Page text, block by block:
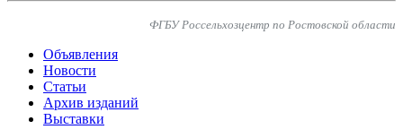
ФГБУ Россельхозцентр по Ростовской области
Объявления
Новости
Статьи
Архив изданий
Выставки